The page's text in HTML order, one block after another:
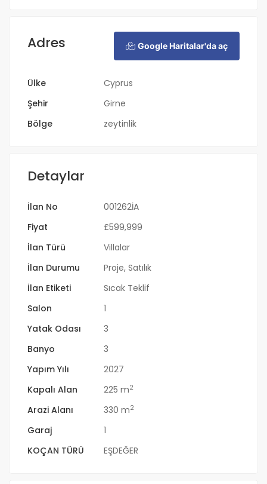
Adres Google Haritalar'da aç
Ülke
Cyprus
Şehir
Girne
Bölge
zeytinlik
Detaylar
İlan No
001262İA
Fiyat
£599,999
İlan Türü
Villalar
İlan Durumu
Proje, Satılık
İlan Etiketi
Sıcak Teklif
Salon
1
Yatak Odası
3
Banyo
3
Yapım Yılı
2027
Kapalı Alan
225 m2
Arazi Alanı 330 m2
Garaj
1
KOÇAN TÜRÜ
EŞDEĞER